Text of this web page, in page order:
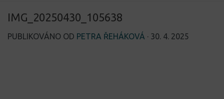
IMG_20250430_105638
PUBLIKOVÁNO OD PETRA ŘEHÁKOVÁ · 30. 4. 2025